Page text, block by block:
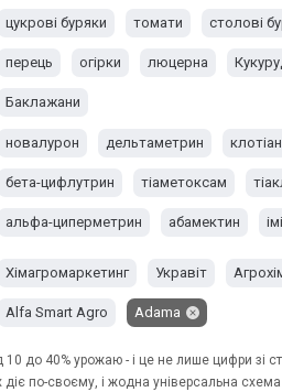
цукрові буряки томати столові
перець огірки люцерна
Баклажани
новалурон дельтаметрин
бета-цифлутрин тіаметоксам
альфа-циперметрин абамектин
Хімагромаркетинг Укравіт
Alfa Smart Agro Adama
10 до 40% урожаю - і це не лише цифри зі
діє по-своєму, і жодна універсальна